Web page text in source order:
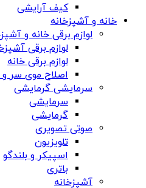
کیف آرایشی
خانه و آشپزخانه
لوازم برقی خانه و
لوازم برقی
لوازم برقی خانه
اصلاح موی سر
سرمایشی گرمایشی
سرمایشی
گرمایشی
صوتی تصویری
تلویزیون
اسپیکر و بلندگو
باتری
آشپزخانه